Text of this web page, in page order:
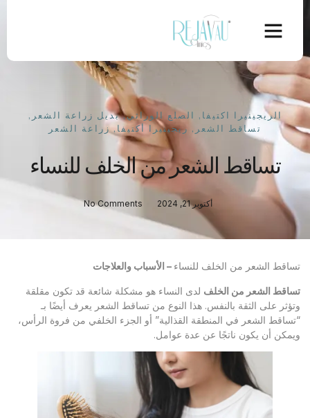
الريجينيرا اكتيفا , الصلع الوراثي,بديل زراعة الشعر ,
تساقط الشعر , ريجينيرا أكتيفا,زراعة الشعر
تساقط الشعر من الخلف للنساء
أكتوبر 21, 2024 No Comments
تساقط الشعر من الخلف للنساء – الأسباب والعلاجات
تساقط الشعر من الخلف لدى النساء هو مشكلة شائعة قد تكون مقلقة
وتؤثر على الثقة بالنفس. هذا النوع من تساقط الشعر يعرف أيضًا بـ
“تساقط الشعر في المنطقة القذالية” أو الجزء الخلفي من فروة الرأس،
ويمكن أن يكون ناتجًا عن عدة عوامل.